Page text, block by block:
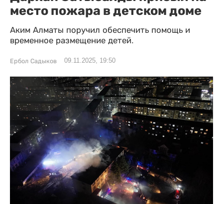
место пожара в детском доме
Аким Алматы поручил обеспечить помощь и
временное размещение детей.
Ербол Садыков 09.11.2025, 19:50